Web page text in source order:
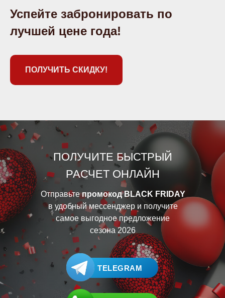
Успейте забронировать по
лучшей цене года!
ПОЛУЧИТЬ СКИДКУ!
TELEGRAM
Отправьтепромокод BLACK FRIDAY
в удобный мессенджер и получите
самое выгодное предложение
сезона 2026
ПОЛУЧИТЕ БЫСТРЫЙ
РАСЧЕТ ОНЛАЙН